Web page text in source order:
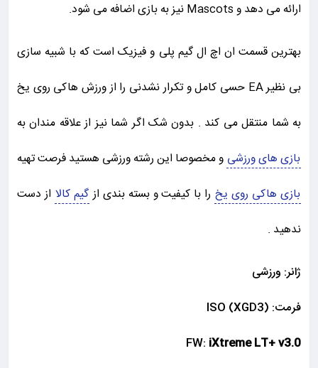
ارائه می دهد و Mascots نیز به بازی اضافه می شود.
بهترین قسمت ان اچ ال گیم پلی و فیزیک است که با شبیه سازی
بی نظیر EA حسی کامل و تکرار نشدنی را از ورزش هاکی روی یخ
به شما منتقل می کند . بدون شک اگر شما نیز از علاقه مندان به
بازی های ورزشی و مخصوصا این رشته ورزشی هستید فرصت تهیه
بازی هاکی روی یخ را با کیفیت و بسته بندی از گیم کالا از دست
ندهید .
ژانر: ورزشی
فرمت: (ISO (XGD3
FW: iXtreme LT+ v3.0